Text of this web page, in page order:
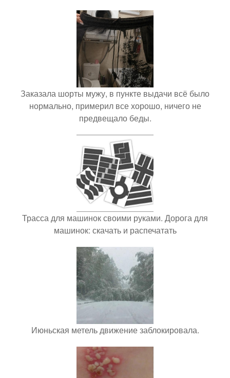
Заказала шорты мужу, в пункте выдачи всё было
нормально, примерил все хорошо, ничего не
предвещало беды.
Трасса для машинок своими руками. Дорога для
машинок: скачать и распечатать
Июньская метель движение заблокировала.